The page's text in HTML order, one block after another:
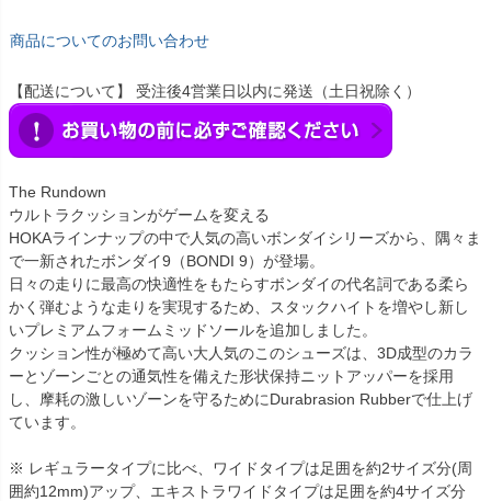
商品についてのお問い合わせ
【配送について】 受注後4営業日以内に発送（土日祝除く）
The Rundown
ウルトラクッションがゲームを変える
HOKAラインナップの中で人気の高いボンダイシリーズから、隅々ま
で一新されたボンダイ9（BONDI 9）が登場。
日々の走りに最高の快適性をもたらすボンダイの代名詞である柔ら
かく弾むような走りを実現するため、スタックハイトを増やし新し
いプレミアムフォームミッドソールを追加しました。
クッション性が極めて高い大人気のこのシューズは、3D成型のカラ
ーとゾーンごとの通気性を備えた形状保持ニットアッパーを採用
し、摩耗の激しいゾーンを守るためにDurabrasion Rubberで仕上げ
ています。
※ レギュラータイプに比べ、ワイドタイプは足囲を約2サイズ分(周
囲約12mm)アップ、エキストラワイドタイプは足囲を約4サイズ分